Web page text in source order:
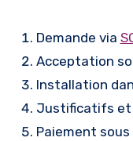
Demande via
Acceptation
Installation
Justificatifs et
Paiement